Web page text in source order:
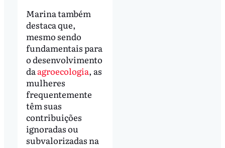
Marina também
destaca que,
mesmo sendo
fundamentais para
o desenvolvimento
da agroecologia, as
mulheres
frequentemente
têm suas
contribuições
ignoradas ou
subvalorizadas na